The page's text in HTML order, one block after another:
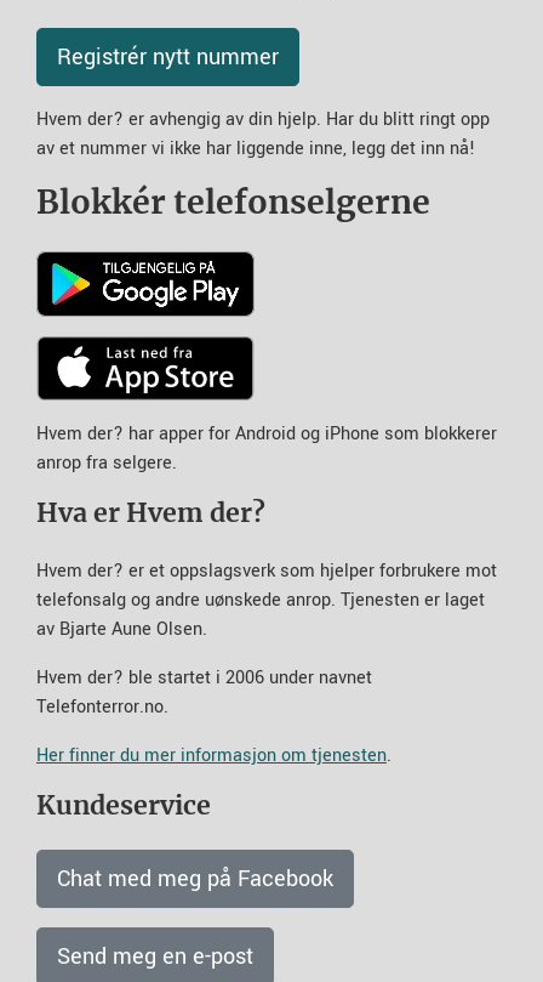
Registrér nytt nummer
Hvem der? er avhengig av din hjelp. Har du blitt ringt opp
av et nummer vi ikke har liggende inne, legg det inn nå!
Blokkér telefonselgerne
Hvem der? har apper for Android og iPhone som blokkerer
anrop fra selgere.
Hva er Hvem der?
Hvem der? er et oppslagsverk som hjelper forbrukere mot
telefonsalg og andre uønskede anrop. Tjenesten er laget
av Bjarte Aune Olsen.
Hvem der? ble startet i 2006 under navnet
Telefonterror.no.
Her finner du mer informasjon om tjenesten.
Kundeservice
Chat med meg på Facebook
Send meg en e-post